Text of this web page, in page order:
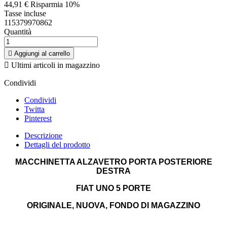
44,91 € Risparmia 10%
Tasse incluse
115379970862
Quantità
 Aggiungi al carrello
 Ultimi articoli in magazzino
Condividi
Condividi
Twitta
Pinterest
Descrizione
Dettagli del prodotto
MACCHINETTA ALZAVETRO PORTA POSTERIORE
DESTRA
FIAT UNO 5 PORTE
ORIGINALE, NUOVA, FONDO DI MAGAZZINO